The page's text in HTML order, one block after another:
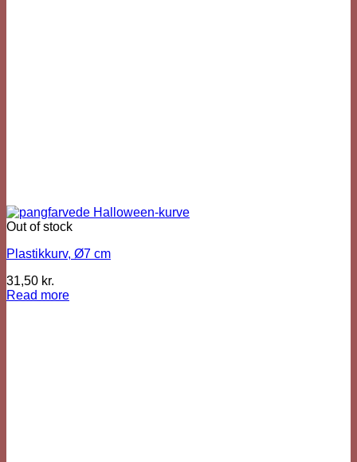
Out of stock
Plastikkurv, Ø7 cm
31,50 kr.
Read more